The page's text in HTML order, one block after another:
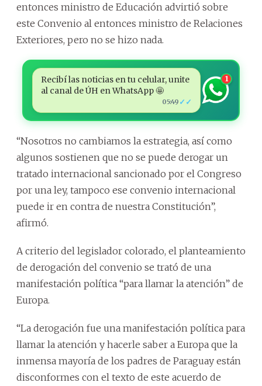
entonces ministro de Educación advirtió sobre
este Convenio al entonces ministro de Relaciones
Exteriores, pero no se hizo nada.
Recibí las noticias en tu celular, unite
al canal de ÚH en WhatsApp 🤩
05:49 ✓✓
1
“Nosotros no cambiamos la estrategia, así como
algunos sostienen que no se puede derogar un
tratado internacional sancionado por el Congreso
por una ley, tampoco ese convenio internacional
puede ir en contra de nuestra Constitución”,
afirmó.
A criterio del legislador colorado, el planteamiento
de derogación del convenio se trató de una
manifestación política “para llamar la atención” de
Europa.
“La derogación fue una manifestación política para
llamar la atención y hacerle saber a Europa que la
inmensa mayoría de los padres de Paraguay están
disconformes con el texto de este acuerdo de